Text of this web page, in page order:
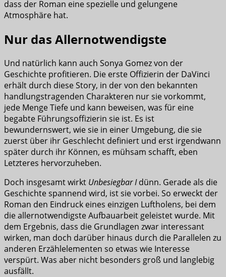
dass der Roman eine spezielle und gelungene
Atmosphäre hat.
Nur das Allernotwendigste
Und natürlich kann auch Sonya Gomez von der
Geschichte profitieren. Die erste Offizierin der DaVinci
erhält durch diese Story, in der von den bekannten
handlungstragenden Charakteren nur sie vorkommt,
jede Menge Tiefe und kann beweisen, was für eine
begabte Führungsoffizierin sie ist. Es ist
bewundernswert, wie sie in einer Umgebung, die sie
zuerst über ihr Geschlecht definiert und erst irgendwann
später durch ihr Können, es mühsam schafft, eben
Letzteres hervorzuheben.
Doch insgesamt wirkt Unbesiegbar Idünn. Gerade als die
Geschichte spannend wird, ist sie vorbei. So erweckt der
Roman den Eindruck eines einzigen Luftholens, bei dem
die allernotwendigste Aufbauarbeit geleistet wurde. Mit
dem Ergebnis, dass die Grundlagen zwar interessant
wirken, man doch darüber hinaus durch die Parallelen zu
anderen Erzählelementen so etwas wie Interesse
verspürt. Was aber nicht besonders groß und langlebig
ausfällt.